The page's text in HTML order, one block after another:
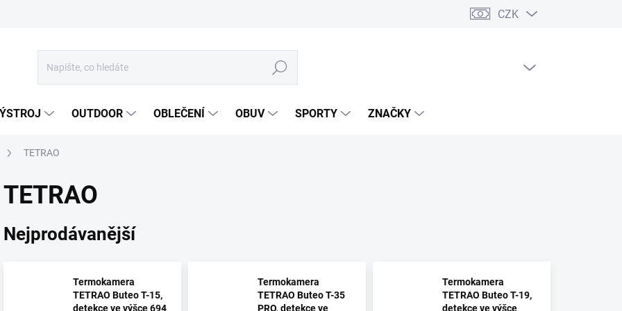
CZK
Hledat
OUTDOOR OBLEČENÍ OBUV SPORTY ZNAČKY
TETRAO
TETRAO
Nejprodávanější
Termokamera
TETRAO Buteo T-15,
detekce ve výšce 694
Termokamera
TETRAO Buteo T-35
PRO, detekce ve
Termokamera
TETRAO Buteo T-19,
detekce ve výšce